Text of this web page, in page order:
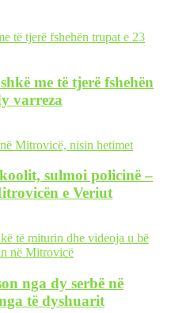
me të tjerë fshehën
varreza
sulmoi policinë –
e Veriut
nga dy serbë në
të dyshuarit